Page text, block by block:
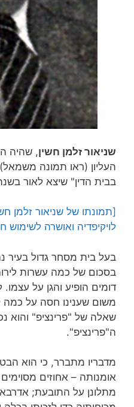
שניאור זלמן חשין, שהיה
העליון (ראו תמונה
בבית הדין" שיצא לאור בשנת
[תמונתו של שניאור זלמן
לויקיפדיה ואושרה לשימוש
בעל בית מסחר גדול בעיר
בסכום של כמה עשרות
דומים הופיע והגן על
משום שענינו חסה על כמה
שאלה של "פרינציפ" והוא
ה"פרינציפ".
מדבריו מתברר, כי הוא
אומנותה – אחוזים
מתלונן על התובעת;